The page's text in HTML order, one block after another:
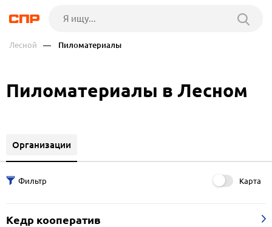
Лесной — Пиломатериалы
Пиломатериалы в Лесном
Организации
Карта
Кедр кооператив